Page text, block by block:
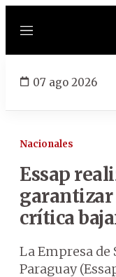
Menú
07 ago 2026
Nacionales
Essap
garantizar
crítica
La Empresa de
Paraguay